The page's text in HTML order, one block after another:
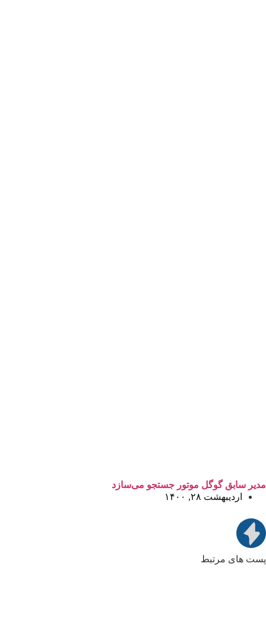
مدیر سابق گوگل موتور جستجو می‌سازد
اردیبهشت ۲۸, ۱۴۰۰
پست های مرتبط